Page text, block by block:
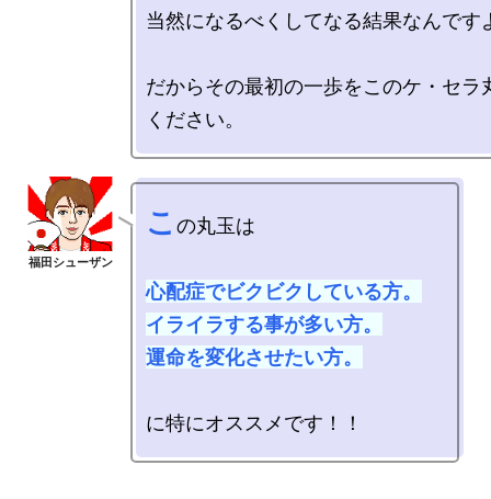
当然になるべくしてなる結果なんです
だからその最初の一歩をこのケ・セラ
こ の丸玉は
心配症でビクビクしている方。
イライラする事が多い方。
運命を変化させたい方。